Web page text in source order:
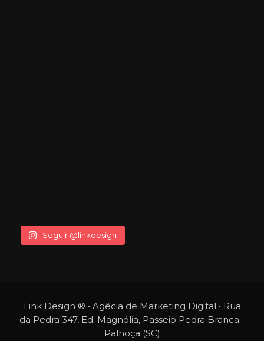
Seguir @linkdesign
Link Design ® • Agêcia de Marketing Digital • Rua
da Pedra 347, Ed. Magnólia, Passeio Pedra Branca -
Palhoça (SC)